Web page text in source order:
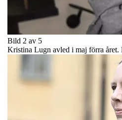
Bild 2 av 5
Kristina Lugn avled i maj förra året.